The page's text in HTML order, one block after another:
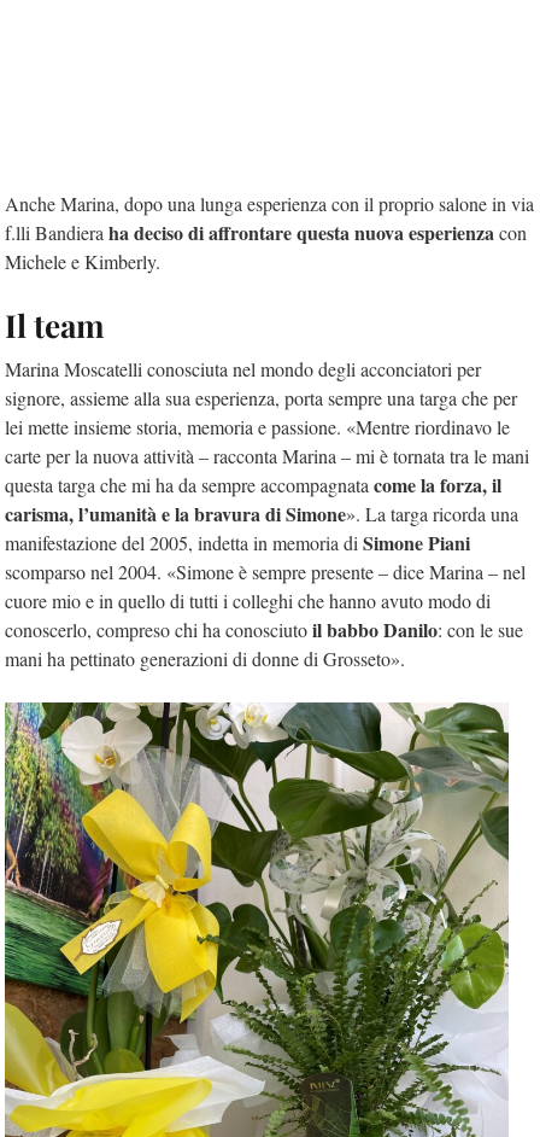
Anche Marina, dopo una lunga esperienza con il proprio salone in via
f.lli Bandiera ha deciso di affrontare questa nuova esperienzacon
Michele e Kimberly.
Il team
Marina Moscatelli conosciuta nel mondo degli acconciatori per
signore, assieme alla sua esperienza, porta sempre una targa che per
lei mette insieme storia, memoria e passione. «Mentre riordinavo le
carte per la nuova attività – racconta Marina – mi è tornata tra le mani
questa targa che mi ha da sempre accompagnata come la forza, il
carisma, l’umanità e la bravura di Simone». La targa ricorda una
manifestazione del 2005, indetta in memoria di Simone Piani
scomparso nel 2004. «Simone è sempre presente – dice Marina – nel
cuore mio e in quello di tutti i colleghi che hanno avuto modo di
conoscerlo, compreso chi ha conosciutoil babbo Danilo: con le sue
mani ha pettinato generazioni di donne di Grosseto».